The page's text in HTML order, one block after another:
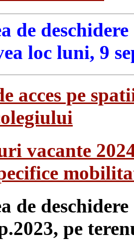
de
loc luni, 9
acces pe
vacante
de
pe